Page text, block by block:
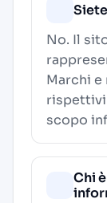
No. Il
Marchi
rispettivi
scopo
Chi